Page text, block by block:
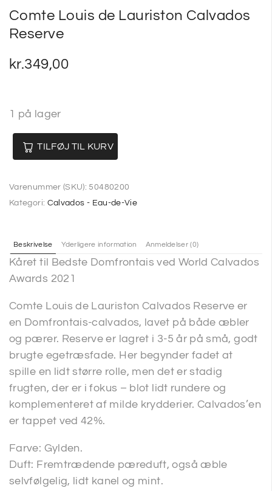
Comte Louis de Lauriston Calvados
Reserve
kr.349,00
1 på lager
TILFØJ TIL KURV
Varenummer (SKU): 50480200
Kategori: Calvados - Eau-de-Vie
Beskrivelse Yderligere information Anmeldelser (0)
Kåret til Bedste Domfrontais ved World Calvados
Awards 2021
Comte Louis de Lauriston Calvados Reserve er
en Domfrontais-calvados, lavet på både æbler
og pærer. Reserve er lagret i 3-5 år på små, godt
brugte egetræsfade. Her begynder fadet at
spille en lidt større rolle, men det er stadig
frugten, der er i fokus – blot lidt rundere og
komplementeret af milde krydderier. Calvados’en
er tappet ved 42%.
Farve: Gylden.
Duft: Fremtrædende pæreduft, også æble
selvfølgelig, lidt kanel og mint.